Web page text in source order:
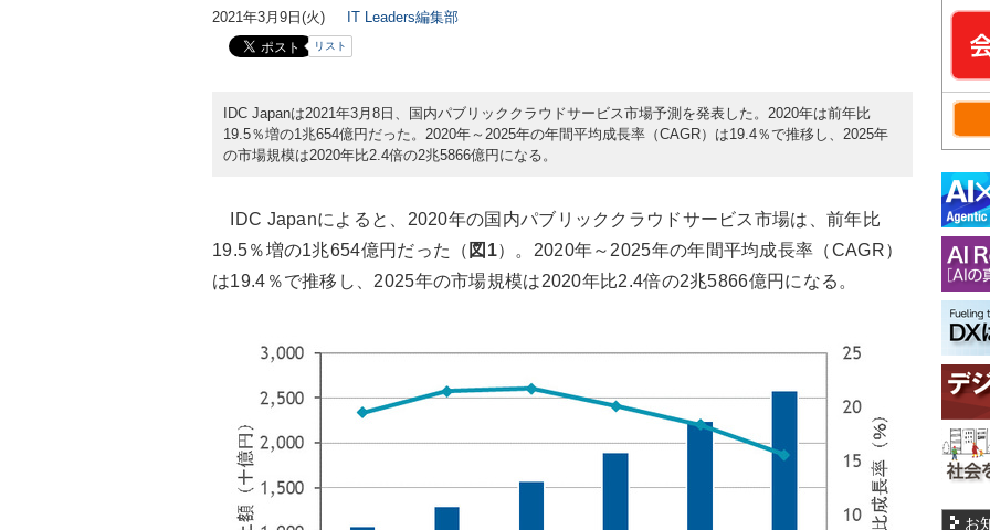
2021年3月9日(火) IT Leaders編集部
リスト
IDC Japanは2021年3月8日、国内パブリッククラウドサービス市場予測を発表した。2020年は前年比
19.5％増の1兆654億円だった。2020年～2025年の年間平均成長率（CAGR）は19.4％で推移し、2025年
の市場規模は2020年比2.4倍の2兆5866億円になる。
IDC Japanによると、2020年の国内パブリッククラウドサービス市場は、前年比
19.5％増の1兆654億円だった（ 図1）。2020年～2025年の年間平均成長率（CAGR）
は19.4％で推移し、2025年の市場規模は2020年比2.4倍の2兆5866億円になる。
お